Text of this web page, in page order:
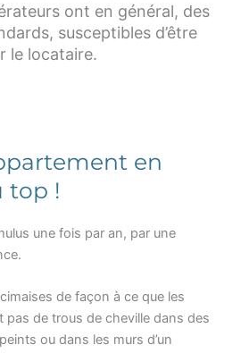
ont en général, des
susceptibles d’être
le locataire.
en
top !
une fois par an, par une
de façon à ce que les
pas de trous de cheville dans des
ou dans les murs d’un